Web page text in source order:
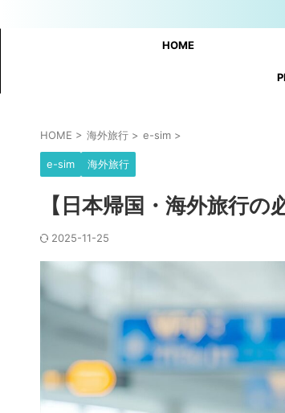
HOME
HOME > 海外旅行 > e-sim >
e-sim 海外旅行
【日本帰国・海外旅行
2025-11-25